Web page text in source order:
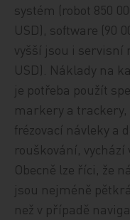
systém (robot 850
USD), software (90
vyšší jsou i servisní
USD). Náklady na
je potřeba použít
markery a
frézovací návleky a
rouškování, vychází
Obecně lze říci, že
jsou nejméně
než v případě